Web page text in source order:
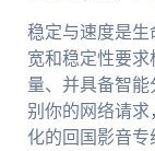
稳定与速度是
宽和稳定性要
量、并具备智
别你的网络请
化的回国影音